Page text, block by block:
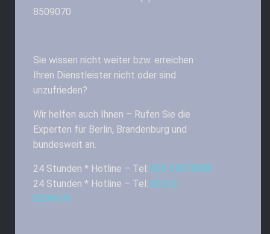
8509070
Sie wissen nicht weiter bzw. erreichen
Ihren Dienstleister nicht oder sind
unzufrieden?
Wir helfen auch Ihnen – Rufen Sie die
Experten für Berlin, Brandenburg und
bundesweit an.
24 Stunden * Hotline – Tel: 030 54874086
24 Stunden * Hotline – Tel: 03322
8509070